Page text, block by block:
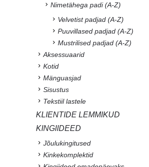
Nimetähega padi (A-Z)
Velvetist padjad (A-Z)
Puuvillased padjad (A-Z)
Mustrilised padjad (A-Z)
Aksessuaarid
Kotid
Mänguasjad
Sisustus
Tekstiil lastele
KLIENTIDE LEMMIKUD
KINGIIDEED
Jõulukingitused
Kinkekomplektid